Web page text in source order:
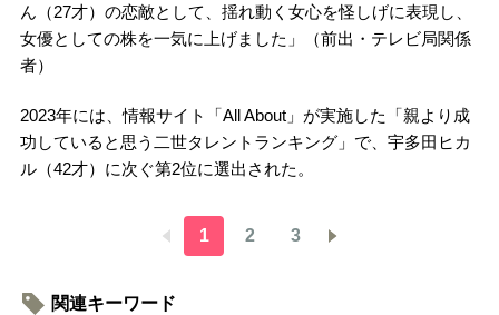
ん（27才）の恋敵として、揺れ動く女心を怪しげに表現し、
女優としての株を一気に上げました」（前出・テレビ局関係
者）
2023年には、情報サイト「All About」が実施した「親より成
功していると思う二世タレントランキング」で、宇多田ヒカ
ル（42才）に次ぐ第2位に選出された。
1 2 3
関連キーワード